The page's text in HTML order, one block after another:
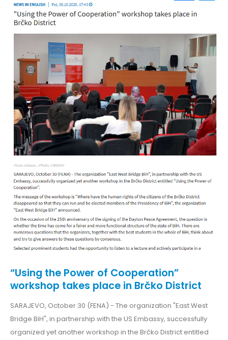
“Using the Power of Cooperation”
workshop takes place in Brčko District
SARAJEVO, October 30 (FENA) - The organization "East West
Bridge BiH", in partnership with the US Embassy, ​​successfully
organized yet another workshop in the Brčko District entitled